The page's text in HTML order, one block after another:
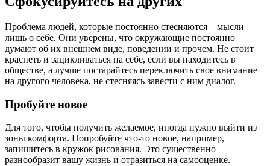
Проблема людей, которые постоянно стесняются – мысли
лишь о себе. Они уверены, что окружающие постоянно
думают об их внешнем виде, поведении и прочем. Не стоит
краснеть и зацикливаться на себе, если вы находитесь в
обществе, а лучше постарайтесь переключить свое внимание
на другого человека, не стесняясь завести с ним диалог.
Пробуйте новое
Для того, чтобы получить желаемое, иногда нужно выйти из
зоны комфорта. Попробуйте что-то новое, например,
запишитесь в кружок рисования. Это существенно
разнообразит вашу жизнь и отразиться на самооценке.